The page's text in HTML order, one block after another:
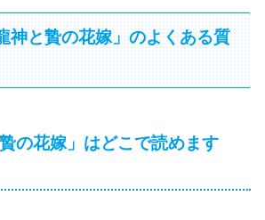
神と贄の花嫁」のよくある質
の花嫁」はどこで読めます